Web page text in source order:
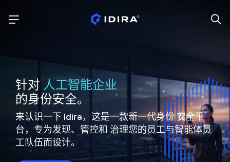
针对 人工智能企业
的身份安全。
来认识一下 Idira，这是一款新一代身份安全平
台，专为发现、管控和 治理您的员工与智能体员
工队伍而设计。